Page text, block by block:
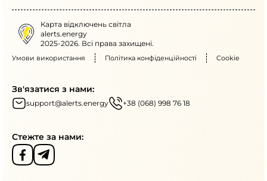
Карта відключень світла
alerts.energy
2025-2026. Всі права захищені.
Умови використання Політика конфіденційності Cookie
Зв'язатися з нами:
support@alerts.energy +38 (068) 998 76 18
Стежте за нами: